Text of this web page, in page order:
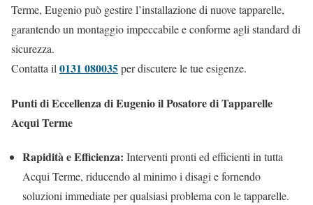
Terme, Eugenio può gestire l’installazione di nuove tapparelle,
garantendo un montaggio impeccabile e conforme agli standard di
sicurezza.
Contatta il0131 080035per discutere le tue esigenze.
Punti di Eccellenza di Eugenio il Posatore di Tapparelle
Acqui Terme
Rapidità e Efficienza: Interventi pronti ed efficienti in tutta
Acqui Terme, riducendo al minimo i disagi e fornendo
soluzioni immediate per qualsiasi problema con le tapparelle.